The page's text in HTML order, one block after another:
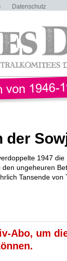
Datenschutz
der
1947 die
ungeheuren
Tansende von
Abo, um